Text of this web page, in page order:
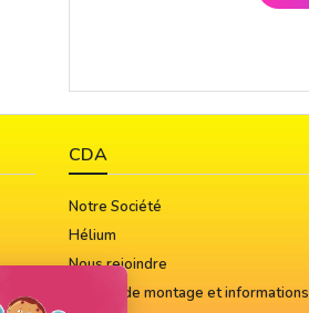
CDA
Notre Société
Hélium
Nous rejoindre
Notices de montage et informations